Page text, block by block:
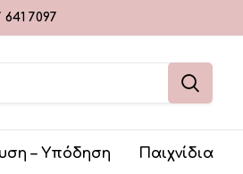
641 7097
– Υπόδηση Παιχνίδια